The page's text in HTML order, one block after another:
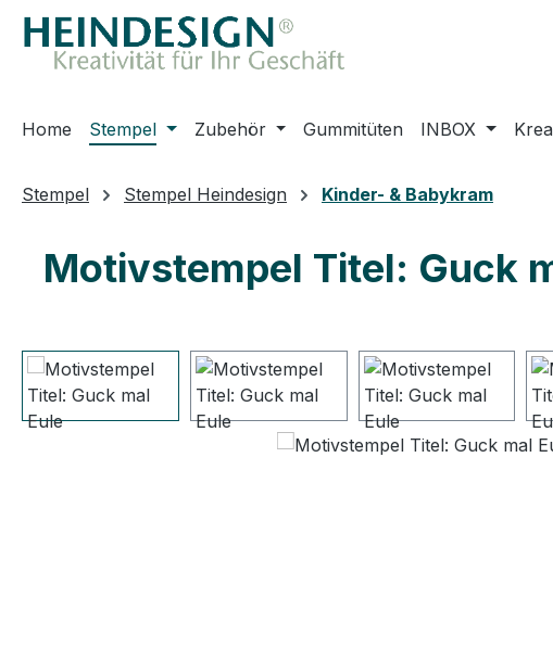
Hauptinhalt springen
Zur Suche springen
Zur Hauptnavigation springen
Home Stempel Zubehör Gummitüten INBOX
Stempel Stempel Heindesign Kinder- & Babykram
Motivstempel Titel: Guck